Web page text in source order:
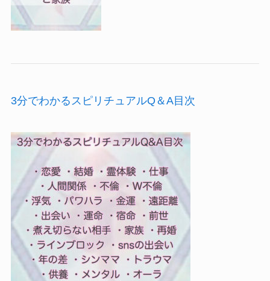
3分でわかるスピリチュアルQ＆A目次